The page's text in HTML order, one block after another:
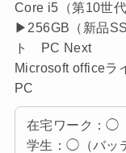
Core i5（第10世
▶256GB（新品
ト PC Next
Microsoft officeラ
PC
在宅ワーク：◯
学生：◯（バッ